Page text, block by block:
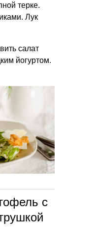
терке.
Лук
салат
йогуртом.
с